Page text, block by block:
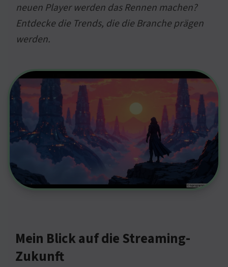
neuen Player werden das Rennen machen?
Entdecke die Trends, die die Branche prägen
werden.
Mein Blick auf die Streaming-
Zukunft